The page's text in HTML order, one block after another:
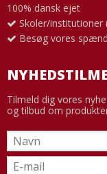
100% dansk ejet
Skoler/institutioner
Besøg vores
Tilmeld dig vores
og tilbud om